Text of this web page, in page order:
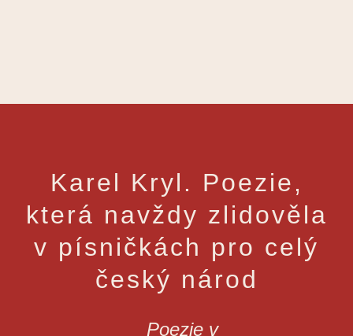
Karel Kryl. Poezie,
která navždy zlidověla
v písničkách pro celý
český národ
Poezie v